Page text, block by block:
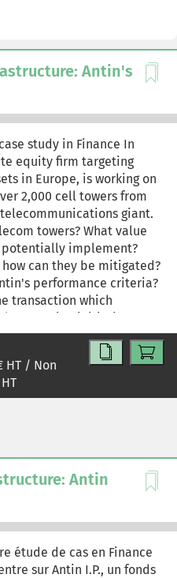
Antin's
study in Finance In
equity firm targeting
in Europe, is working on
2,000 cell towers from
telecommunications giant.
towers? What value
implement?
can they be mitigated?
performance criteria?
transaction which
creation initiatives
of the business
in 2017
HT / Non
Antin
étude de cas en Finance
sur Antin I.P., un fonds